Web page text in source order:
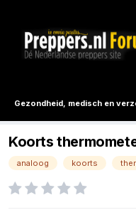
Gezondheid, medisch en
Koorts
analoog koorts